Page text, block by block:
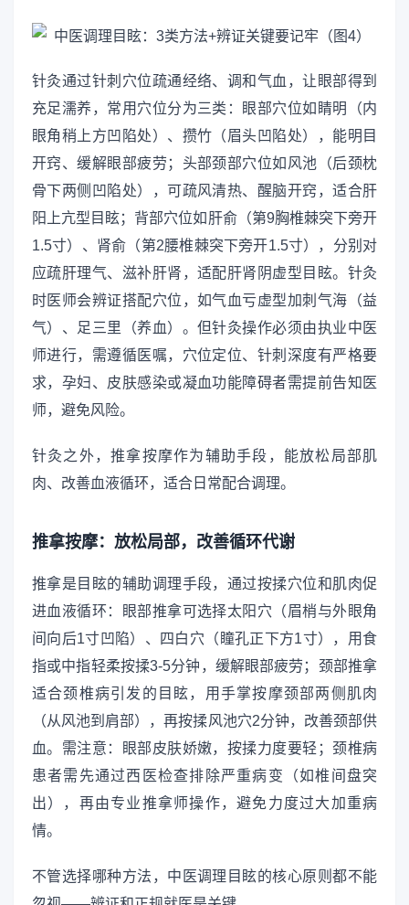
针灸通过针刺穴位疏通经络、调和气血，让眼部得到
充足濡养，常用穴位分为三类：眼部穴位如睛明（内
眼角稍上方凹陷处）、攒竹（眉头凹陷处），能明目
开窍、缓解眼部疲劳；头部颈部穴位如风池（后颈枕
骨下两侧凹陷处），可疏风清热、醒脑开窍，适合肝
阳上亢型目眩；背部穴位如肝俞（第9胸椎棘突下旁开
1.5寸）、肾俞（第2腰椎棘突下旁开1.5寸），分别对
应疏肝理气、滋补肝肾，适配肝肾阴虚型目眩。针灸
时医师会辨证搭配穴位，如气血亏虚型加刺气海（益
气）、足三里（养血）。但针灸操作必须由执业中医
师进行，需遵循医嘱，穴位定位、针刺深度有严格要
求，孕妇、皮肤感染或凝血功能障碍者需提前告知医
师，避免风险。
针灸之外，推拿按摩作为辅助手段，能放松局部肌
肉、改善血液循环，适合日常配合调理。
推拿按摩：放松局部，改善循环代谢
推拿是目眩的辅助调理手段，通过按揉穴位和肌肉促
进血液循环：眼部推拿可选择太阳穴（眉梢与外眼角
间向后1寸凹陷）、四白穴（瞳孔正下方1寸），用食
指或中指轻柔按揉3-5分钟，缓解眼部疲劳；颈部推拿
适合颈椎病引发的目眩，用手掌按摩颈部两侧肌肉
（从风池到肩部），再按揉风池穴2分钟，改善颈部供
血。需注意：眼部皮肤娇嫩，按揉力度要轻；颈椎病
患者需先通过西医检查排除严重病变（如椎间盘突
出），再由专业推拿师操作，避免力度过大加重病
情。
不管选择哪种方法，中医调理目眩的核心原则都不能